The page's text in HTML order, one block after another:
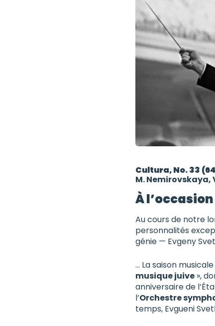
Cultura, No. 33
M. Nemirovskaya,
À
Au cours de notre
personnalités
génie — Evgeny
… La saison
musique juive »,
anniversaire de
l’Orchestre
temps, Evgueni